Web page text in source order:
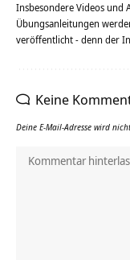
Insbesondere Videos und
Übungsanleitungen
veröffentlicht - denn der
Keine
Deine E-Mail-Adresse wird